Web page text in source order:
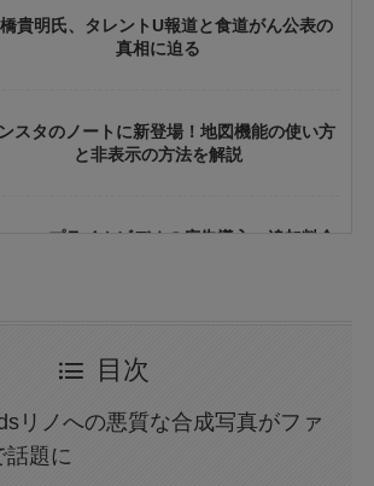
貴明氏、タレントU報道と食道がん公表の
真相に迫る
スタのノートに新登場！地図機能の使い方
と非表示の方法を解説
プライムビデオの広告導入：追加料金
か？間接的影響を徹底解説
万博の500円記念硬貨ってどこにいけばも
目次
リノへの悪質な合成写真がファ
話題に